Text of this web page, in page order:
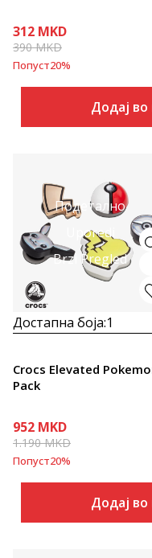
312 MKD
390MKD
Попуст20%
Додај во
Подетално
Uporedi
Brzi Pregled
Достапна боја:1
Crocs Elevated
Pack
952 MKD
1.190MKD
Попуст20%
Додај во